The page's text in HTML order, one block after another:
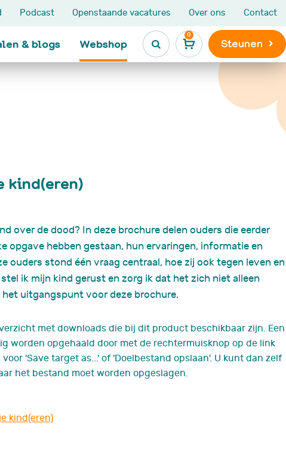
Podcast Openstaande vacatures Over ons Contact
de
Broers en zussen
onderzoek
Nieuws, blogs en
ervaringen
VOX activiteiten
Podcast 'Ketting van
& blogs Webshop 
0
Steunen
kind(eren)
over de dood? In deze brochure delen ouders die eerder
opgave hebben gestaan, hun ervaringen, informatie en
ouders stond één vraag centraal, hoe zij ook tegen leven en
stel ik mijn kind gerust en zorg ik dat het zich niet alleen
het uitgangspunt voor deze brochure.
met downloads die bij dit product beschikbaar zijn. Een
worden opgehaald door met de rechtermuisknop op de link
'Save target as...' of 'Doelbestand opslaan'. U kunt dan zelf
het bestand moet worden opgeslagen.
kind(eren)